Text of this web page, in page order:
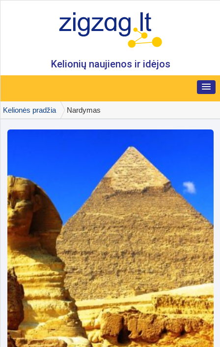
Kelionių naujienos ir idėjos
Kelionės pradžia Nardymas